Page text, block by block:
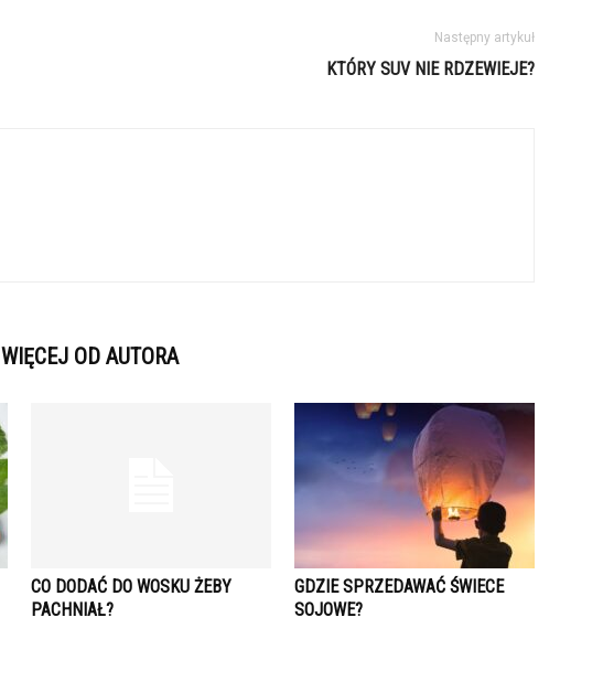
Następny artykuł
KTÓRY SUV NIE RDZEWIEJE?
WIĘCEJ OD AUTORA
CO DODAĆ DO WOSKU ŻEBY
PACHNIAŁ?
GDZIE SPRZEDAWAĆ ŚWIECE
SOJOWE?